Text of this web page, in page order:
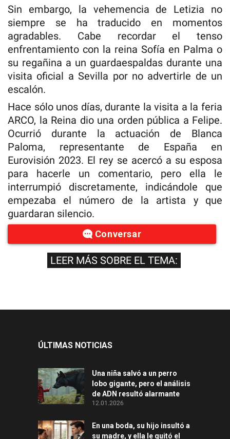
Sin embargo, la vehemencia de Letizia no
siempre se ha traducido en momentos
agradables. Cabe recordar el tenso
enfrentamiento con la reina Sofía en Palma o
su regañina a un guardaespaldas durante una
visita oficial a Sevilla por no advertirle de un
escalón.
Hace sólo unos días, durante la visita a la feria
ARCO, la Reina dio una orden pública a Felipe.
Ocurrió durante la actuación de Blanca
Paloma, representante de España en
Eurovisión 2023. El rey se acercó a su esposa
para hacerle un comentario, pero ella le
interrumpió discretamente, indicándole que
empezaba el número de la artista y que
guardaran silencio.
Conversar
LEER MÁS SOBRE EL TEMA:
ÚLTIMAS NOTICIAS
Una niña salvó a un perro
lobo gigante, pero el análisis
de ADN resultó alarmante
12.01.2026
En una boda, su hijo insultó a
su madre, y ella le quitó el